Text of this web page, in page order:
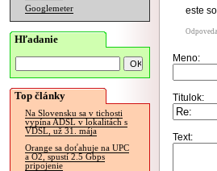
Googlemeter
Hľadanie
Top články
Na Slovensku sa v tichosti
vypína ADSL v lokalitách s
VDSL, už 31. mája
Orange sa doťahuje na UPC
a O2, spustí 2.5 Gbps
pripojenie
este
Meno:
Titulok:
Text: